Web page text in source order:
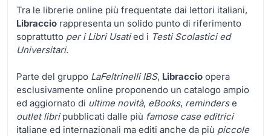
Tra le librerie online più frequentate dai lettori italiani,
Libraccio rappresenta un solido punto di riferimento
soprattutto per i Libri Usatied i Testi Scolastici ed
Universitari.
Parte del gruppo LaFeltrinelli IBS, Libraccio opera
esclusivamente online proponendo un catalogo ampio
ed aggiornato di ultime novità, eBooks, reminderse
outlet libripubblicati dalle più famose case editrici
italiane ed internazionali ma editi anche da più piccole